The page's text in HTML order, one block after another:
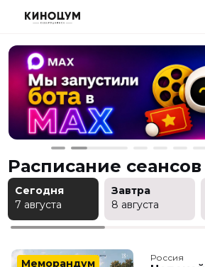
Расписание сеансов
Сегодня
7 августа
Завтра
8 августа
Меморандум Россия